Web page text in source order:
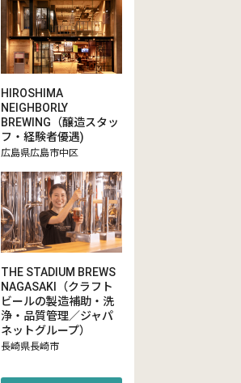
HIROSHIMA
NEIGHBORLY
BREWING（醸造スタッ
フ・経験者優遇)
広島県広島市中区
THE STADIUM BREWS
NAGASAKI（クラフト
ビールの製造補助・洗
浄・品質管理／ジャパ
ネットグループ）
長崎県長崎市